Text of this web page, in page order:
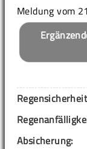
Meldung vom
Absicherung: